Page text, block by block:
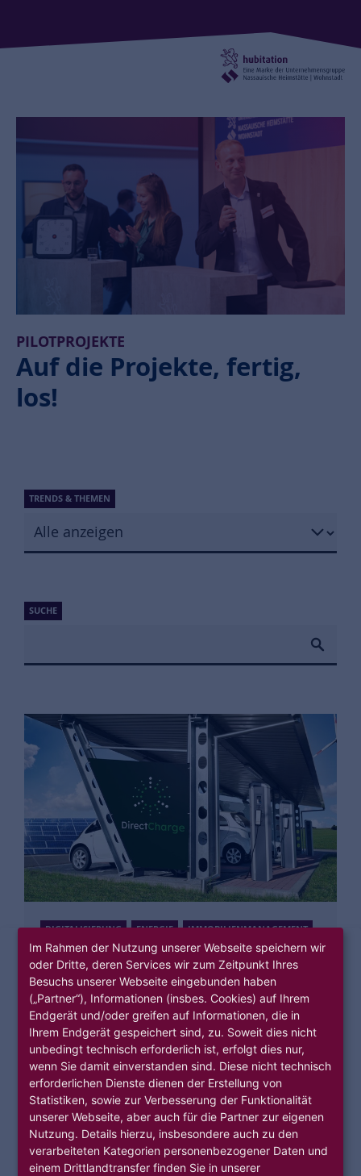
PILOTPROJEKTE
Auf die Projekte, fertig,
los!
TRENDS & THEMEN
SUCHE
DIGITALISIERUNG ENERGIE
IMMOBILIENMANAGEMENT
MIETERSERVICE
DirectCharge
Lokaler, grüner Strom im Quartier
Mehr Informationen
Im Rahmen der Nutzung unserer Webseite speichern wir
oder Dritte, deren Services wir zum Zeitpunkt Ihres
Besuchs unserer Webseite eingebunden haben
(„Partner“), Informationen (insbes. Cookies) auf Ihrem
Endgerät und/oder greifen auf Informationen, die in
Ihrem Endgerät gespeichert sind, zu. Soweit dies nicht
unbedingt technisch erforderlich ist, erfolgt dies nur,
wenn Sie damit einverstanden sind. Diese nicht technisch
erforderlichen Dienste dienen der Erstellung von
Statistiken, sowie zur Verbesserung der Funktionalität
unserer Webseite, aber auch für die Partner zur eigenen
Nutzung. Details hierzu, insbesondere auch zu den
verarbeiteten Kategorien personenbezogener Daten und
einem Drittlandtransfer finden Sie in unserer